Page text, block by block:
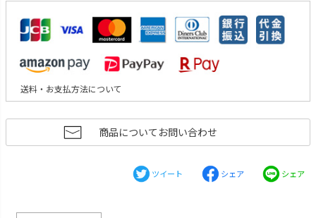
送料・お支払方法について
商品についてお問い合わせ
ツイート シェア シェア